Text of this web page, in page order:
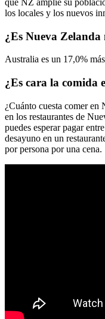
que NZ amplíe su
los locales y los nuevos
¿Es Nueva
Australia es un 17,0%
¿Es cara la comida
¿Cuánto cuesta comer en
en los restaurantes de
puedes esperar pagar
desayuno en un
por persona por una cena.